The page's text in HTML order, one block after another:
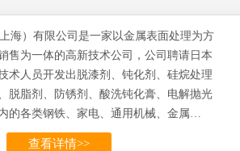
海）有限公司是一家以金属表面处理为方
售为一体的高新技术公司，公司聘请日本
术人员开发出脱漆剂、钝化剂、硅烷处理
脱脂剂、防锈剂、酸洗钝化膏、电解抛光
的各类钢铁、家电、通用机械、金属
查看详情>>